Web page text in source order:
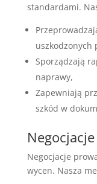
standardami.
uszkodzonych
Sporządzają
naprawy,
Zapewniają
szkód w
Negocjacje
wycen. Nasza